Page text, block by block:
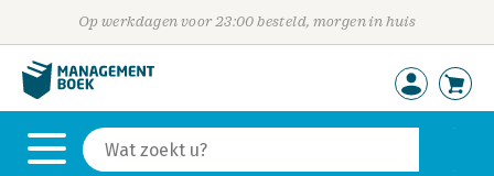
Op werkdagen voor 23:00 besteld, morgen in huis